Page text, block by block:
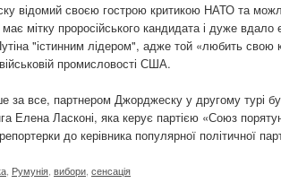
відомий своєю гострою критикою НАТО та
мітку проросійського кандидата і дуже вдало
"істинним лідером", адже той «любить свою
промисловості США.
за все, партнером Джорджеску у другому турі
Елена Ласконі, яка керує партією «Союз
до керівника популярної політичної
Румунія вибори сенсація